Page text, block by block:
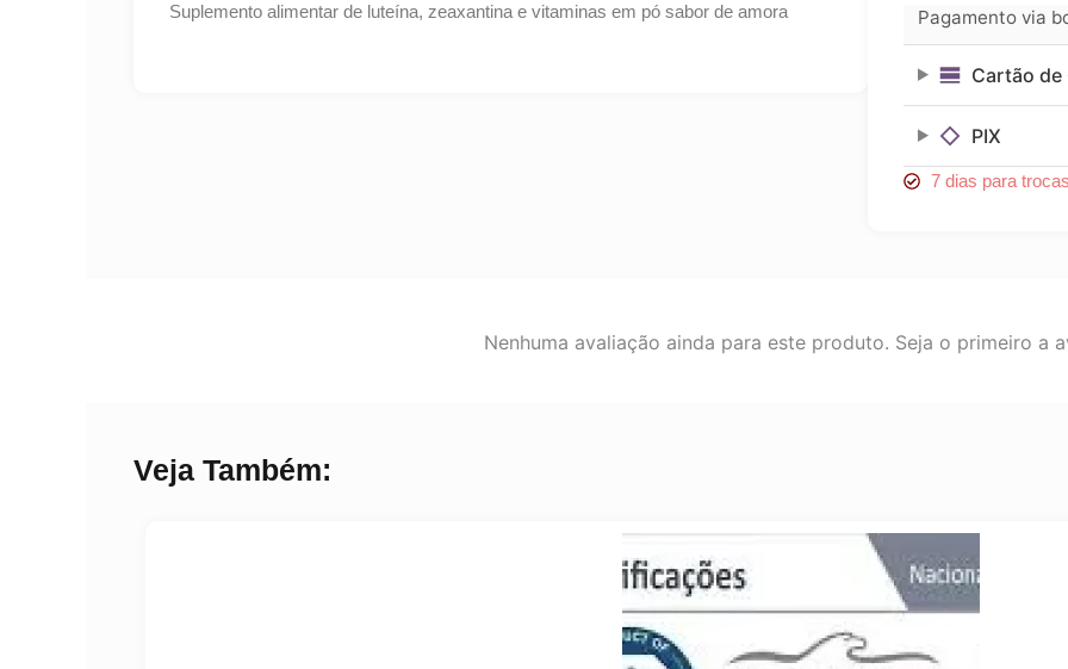
Suplemento alimentar de luteína, zeaxantina e vitaminas em pó sabor de amora
Proteção
da
Visão
Pagamento via
Cartão de
PIX
7 dias para
Nenhuma avaliação ainda para este produto. Seja o primeiro a
Veja Também: